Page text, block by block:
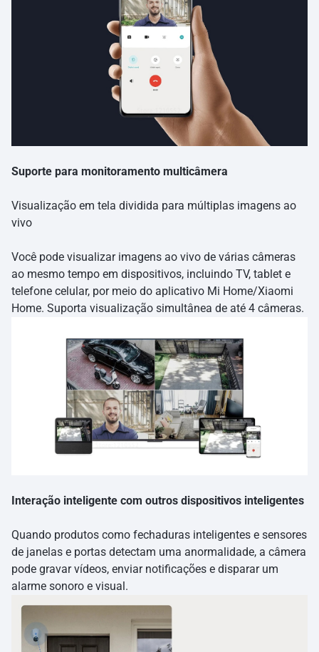
Suporte para monitoramento multicâmera
Visualização em tela dividida para múltiplas imagens ao
vivo
Você pode visualizar imagens ao vivo de várias câmeras
ao mesmo tempo em dispositivos, incluindo TV, tablet e
telefone celular, por meio do aplicativo Mi Home/Xiaomi
Home. Suporta visualização simultânea de até 4 câmeras.
Interação inteligente com outros dispositivos inteligentes
Quando produtos como fechaduras inteligentes e sensores
de janelas e portas detectam uma anormalidade, a câmera
pode gravar vídeos, enviar notificações e disparar um
alarme sonoro e visual.